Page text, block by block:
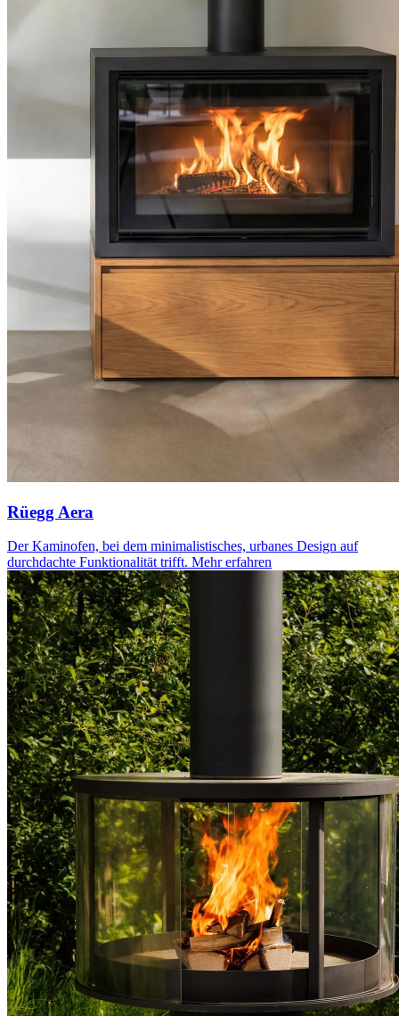
Rüegg Aera
Der Kaminofen, bei dem minimalistisches, urbanes Design auf
durchdachte Funktionalität trifft. Mehr erfahren